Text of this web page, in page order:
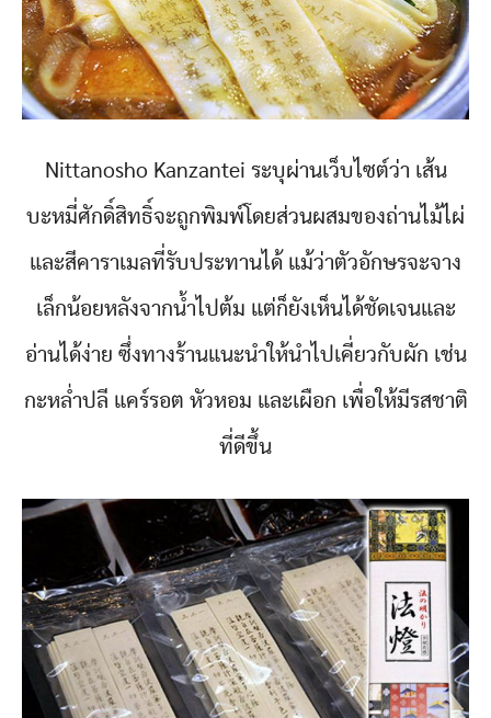
Nittanosho Kanzantei ระบุผ่านเว็บไซต์ว่า เส้น
บะหมี่ศักดิ์สิทธิ์จะถูกพิมพ์โดยส่วนผสมของถ่านไม้ไผ่
และสีคาราเมลที่รับประทานได้ แม้ว่าตัวอักษรจะจาง
เล็กน้อยหลังจากน้ำไปต้ม แต่ก็ยังเห็นได้ชัดเจนและ
อ่านได้ง่าย ซึ่งทางร้านแนะนำให้นำไปเคี่ยวกับผัก เช่น
กะหล่ำปลี แคร์รอต หัวหอม และเผือก เพื่อให้มีรสชาติ
ที่ดีขึ้น